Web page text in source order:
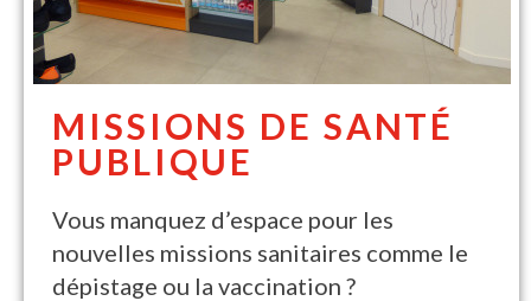
MISSIONS DE SANTÉ
PUBLIQUE
Vous manquez d’espace pour les
nouvelles missions sanitaires comme le
dépistage ou la vaccination ?